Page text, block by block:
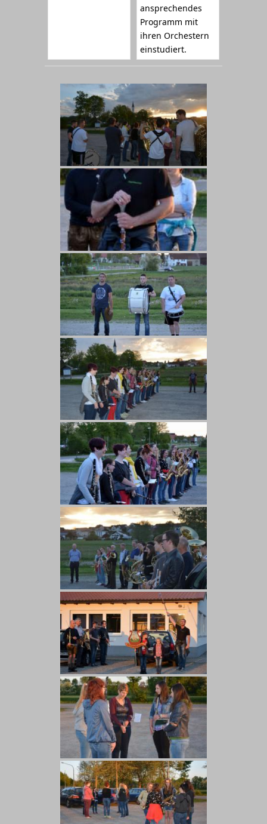
ansprechendes
Programm mit
ihren Orchestern
einstudiert.